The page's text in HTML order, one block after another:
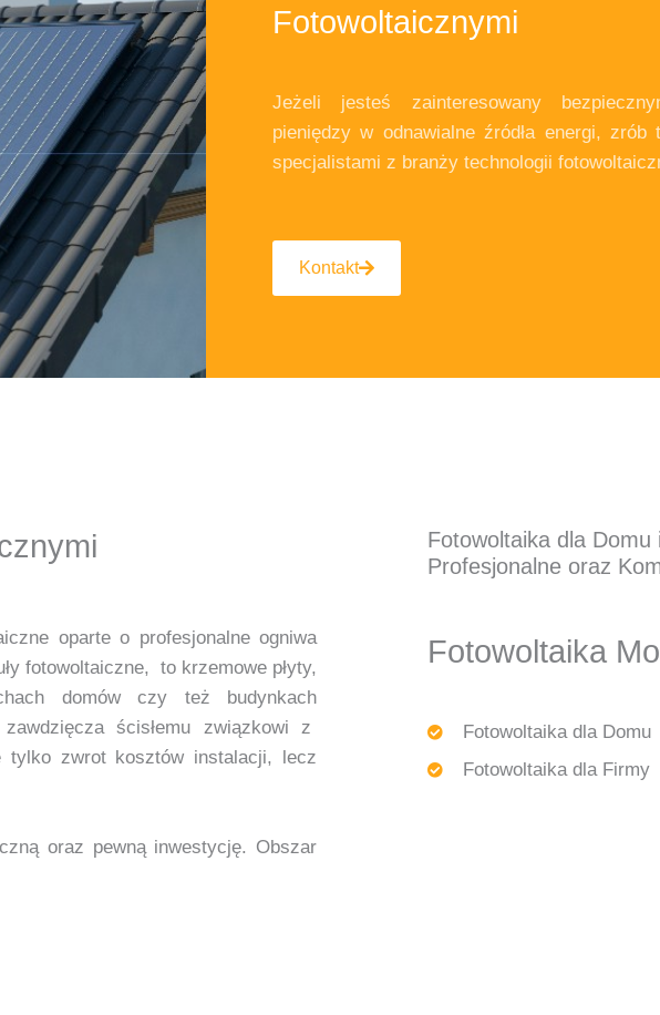
Fotowoltaicznymi
Jeżeli jesteś zainteresowany
pieniędzy w odnawialne źródła energi, zrób
specjalistami z branży technologii
Kontakt
oparte o profesjonalne ogniwa
fotowoltaiczne, to krzemowe płyty,
domów czy też budynkach
ścisłemu związkowi z
tylko zwrot kosztów instalacji, lecz
oraz pewną inwestycję. Obszar
Fotowoltaika dla Domu
Profesjonalne oraz
Fotowoltaika
Fotowoltaika dla Domu
Fotowoltaika dla Firmy